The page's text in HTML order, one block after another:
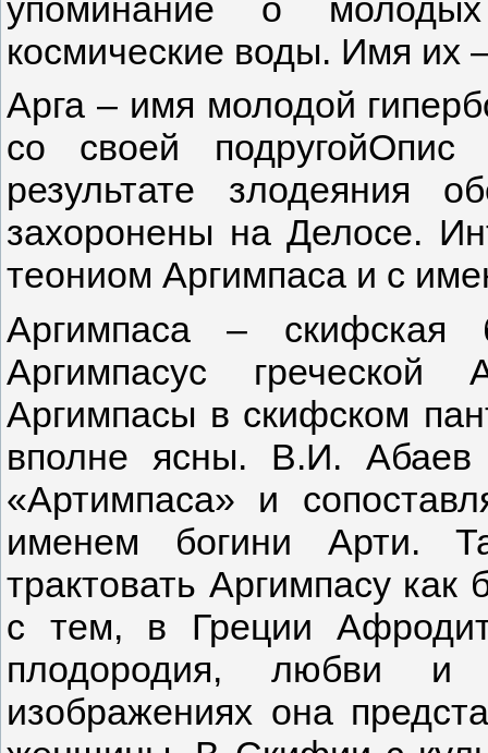
упоминание о
космические воды. Имя их
Арга – имя молодой
со своей
результате
захоронены на Делосе.
теониом Аргимпаса и с
Аргимпаса – скифская
Аргимпасус греческой
Аргимпасы в скифском
вполне ясны. В.И. Абаев
«Артимпаса» и
именем богини Арти.
трактовать Аргимпасу
с тем, в Греции
плодородия, любви и
изображениях она